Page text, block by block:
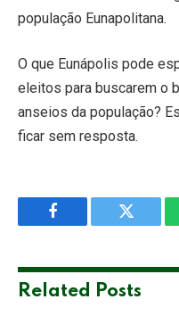
população Eunapolitana.
O que Eunápolis pode
eleitos para buscarem o
anseios da população?
ficar sem resposta.
Facebook Twitter
Related Posts